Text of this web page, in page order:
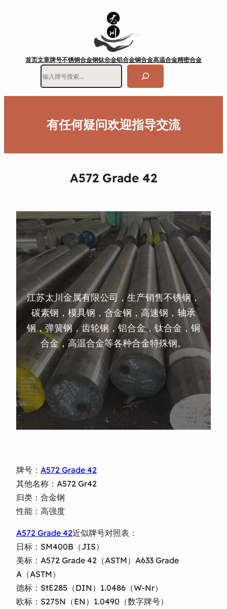
首页文章牌号不锈钢合金钢钛合金铝合金铜合金高温合金精密合金
有任何疑问欢迎指导交流
A572 Grade 42
江苏太川金属有限公司，生产销售不锈钢，
碳素钢，模具钢，合金钢，高速钢，轴承
钢，弹簧钢，齿轮钢，铝合金，钛合金，铜
合金，高温合金等各种合金特殊钢。
牌号： A572 Grade 42
其他名称：A572 Gr42
归类：合金钢
性能：高强度
A572 Grade 42近似牌号对照表：
日标：SM400B（JIS）
美标：A572 Grade 42（ASTM）A633 Grade
A（ASTM）
德标：StE285（DIN）1.0486（W-Nr）
欧标：S275N（EN）1.0490（数字牌号）